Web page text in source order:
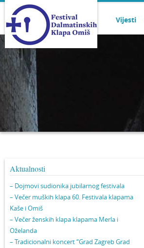
Vijesti
Aktualnosti
– Dojmovi sudionika jubilarnog festivala
– Večer muških klapa 60. Festivala klapama
Kaše i Omiš
– Večer ženskih klapa klapama Merla i
Oželanda
– Tradicionalni koncert “Grad Zagreb Grad